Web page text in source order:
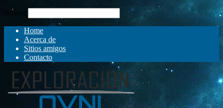
Buscar
Home
Acerca de
Sitios amigos
Contacto